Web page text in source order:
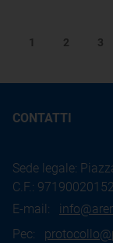
1 2 3
CONTATTI
Sede legale:
C.F.: 97190020152
E-mail:
Pec: